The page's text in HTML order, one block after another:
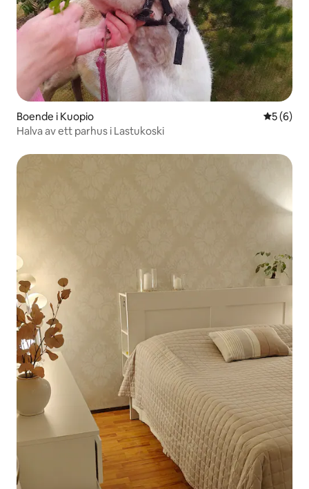
Boende i Kuopio 5 av 5 i
5 (6)
Halva av ett parhus i Lastukoski